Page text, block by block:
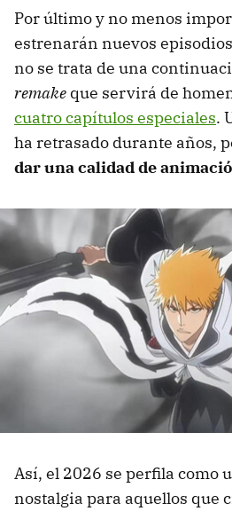
Por último y no menos
estrenarán nuevos
no se trata de una
remake que servirá de
cuatro capítulos especiales.
ha retrasado durante años,
dar una calidad de
Así, el 2026 se perfila como
nostalgia para aquellos que